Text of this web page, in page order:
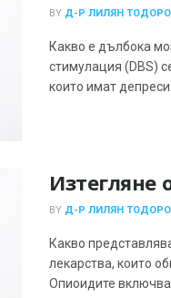
BY Д-Р ЛИЛЯН
Какво е дълбока
стимулация (DBS)
които имат
Изтегляне
BY Д-Р ЛИЛЯН
Какво
лекарства, които
Опиоидите включват